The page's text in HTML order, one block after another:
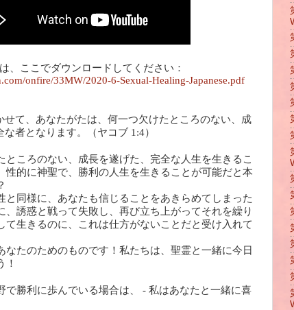
、ここでダウンロードしてください：
onfire/33MW/2020-6-Sexual-Healing-Japanese.pdf
せて、あなたがたは、何一つ欠けたところのない、成
者となります。（ヤコブ 1:4）
ところのない、成長を遂げた、完全な人生を生きるこ
性的に神聖で、勝利の人生を生きることが可能だと本
と同様に、あなたも信じることをあきらめてしまった
、誘惑と戦って失敗し、再び立ち上がってそれを繰り
て生きるのに、これは仕方がないことだと受け入れて
なたのためのものです！私たちは、聖霊と一緒に今日
！
で勝利に歩んでいる場合は、 - 私はあなたと一緒に喜